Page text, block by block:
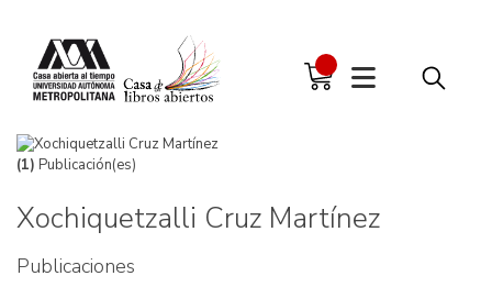
(1) Publicación(es)
Xochiquetzalli Cruz Martínez
Publicaciones